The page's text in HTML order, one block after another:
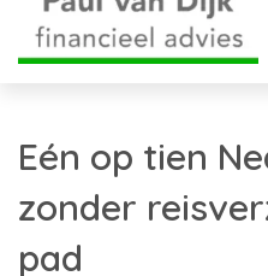
Eén op tien
zonder
pad